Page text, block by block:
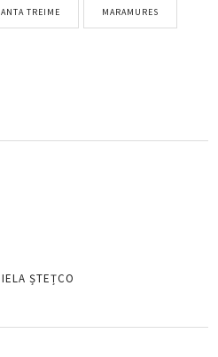
TREIME MARAMURES
ȘTEȚCO